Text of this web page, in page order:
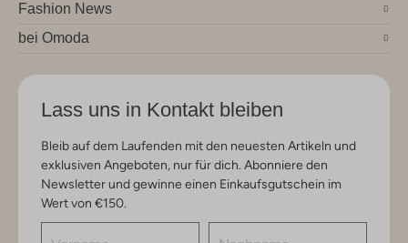
Fashion News
bei Omoda
Lass uns in Kontakt bleiben
Bleib auf dem Laufenden mit den neuesten Artikeln und
exklusiven Angeboten, nur für dich. Abonniere den
Newsletter und gewinne einen Einkaufsgutschein im
Wert von €150.